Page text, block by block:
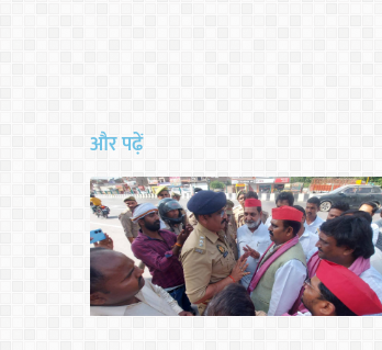
और पढ़ें